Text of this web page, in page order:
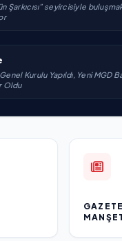
Şarkıcısı” seyircisiyle
Kurulu Yapıldı, Yeni MGD
Oldu
GAZETE